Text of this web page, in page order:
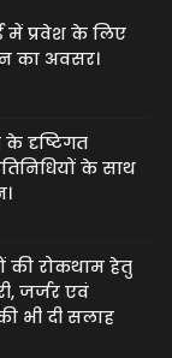
में प्रवेश के लिए
का अवसर।
के दृष्टिगत
के साथ
की रोकथाम हेतु
जर्जर एवं
भी दी सलाह